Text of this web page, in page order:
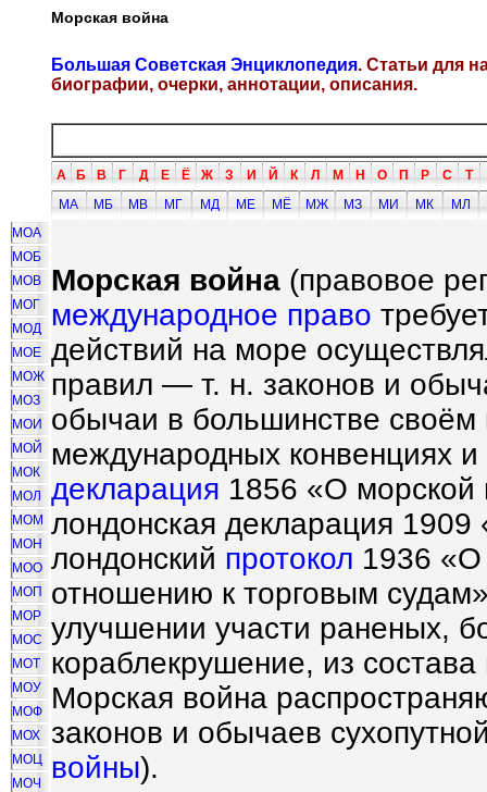
Морская война
Большая Советская Энциклопедия. Статьи для
биографии, очерки, аннотации, описания.
А Б В Г Д Е Ё Ж З И Й К Л М Н О П Р С Т
МА
МБ МВ МГ МД МЕ МЁ МЖ МЗ МИ МК МЛ
МОА
МОБ
МОВ
МОГ
МОД
МОЕ
МОЖ
МОЗ
МОИ
МОЙ
МОК
МОЛ
МОМ
МОН
МОО
МОП
МОР
МОС
МОТ
МОУ
МОФ
МОХ
МОЦ
МОЧ
Морская война (правовое
международное право
действий на море
правил — т. н. законов и
обычаи в большинстве
международных конвенциях
декларация 1856 «О
лондонская декларация
лондонский протокол 1936 «О
отношению к торговым
улучшении участи раненых,
кораблекрушение, из
Морская война
законов и обычаев
войны).